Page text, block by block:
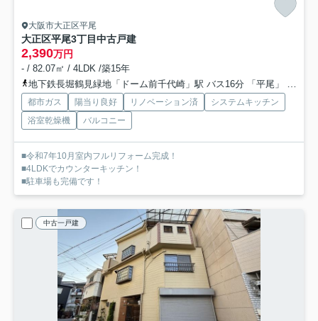
大阪市大正区平尾
大正区平尾3丁目中古戸建
2,390万円
- / 82.07㎡ / 4LDK /築15年
地下鉄長堀鶴見緑地「ドーム前千代崎」駅 バス16分 「平尾」 停歩2分
都市ガス 陽当り良好 リノベーション済
システムキッチン
浴室乾燥機
バルコニー
■令和7年10月室内フルリフォーム完成！
■4LDKでカウンターキッチン！
■駐車場も完備です！
中古一戸建